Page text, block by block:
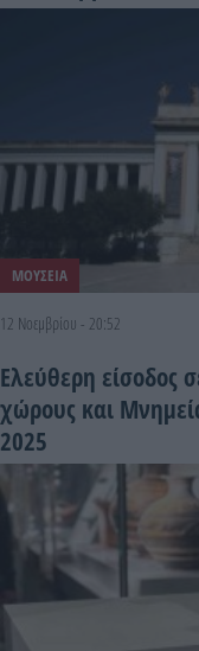
ΜΟΥΣΕΙΑ
12 Νοεμβρίου - 20:52
Ελεύθερη είσοδος
χώρους και
2025